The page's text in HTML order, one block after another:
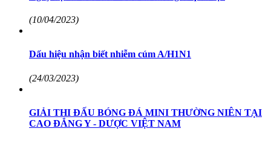
(10/04/2023)
Dấu hiệu nhận biết nhiễm cúm A/H1N1
(24/03/2023)
GIẢI THI ĐẤU BÓNG ĐÁ MINI THƯỜNG NIÊN TẠI
CAO ĐẲNG Y - DƯỢC VIỆT NAM